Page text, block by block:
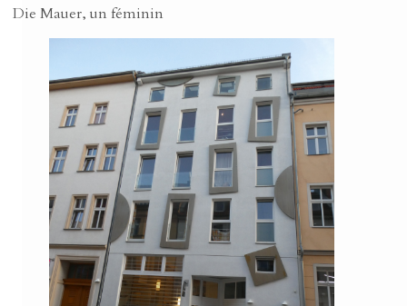
Die Mauer, un féminin